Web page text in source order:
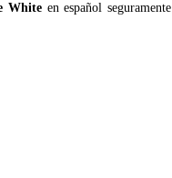
Whiteen español seguramente